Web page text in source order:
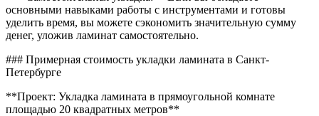
основными навыками работы с инструментами и готовы
уделить время, вы можете сэкономить значительную сумму
денег, уложив ламинат самостоятельно.
### Примерная стоимость укладки ламината в Санкт-
Петербурге
**Проект: Укладка ламината в прямоугольной комнате
площадью 20 квадратных метров**